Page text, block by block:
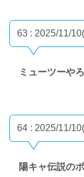
63 : 2025/11/
ミューツーやろ
64 : 2025/11/
陽キャ伝説の